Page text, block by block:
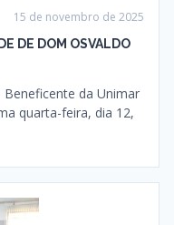
15 de novembro de 2025
DE DOM OSVALDO
da Unimar
quarta-feira, dia 12,